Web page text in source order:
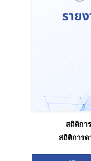
สถิติกา
สถิติการด